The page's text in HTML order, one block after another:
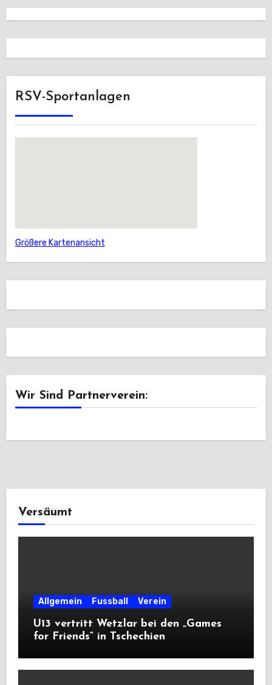
RSV-Sportanlagen
Größere Kartenansicht
Wir Sind Partnerverein:
Versäumt
Allgemein Fussball Verein
U13 vertritt Wetzlar bei den „Games
for Friends“ in Tschechien